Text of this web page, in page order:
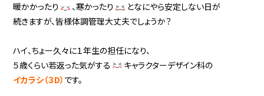
暖かかったり 、寒かったり
となにやら安定しない日が
続きますが、皆様体調管理大丈夫でしょうか？
ハイ、ちょー久々に１年生の担任になり、
５歳くらい若返った気がする
キャラクターデザイン科の
イカラシ（３D） です。